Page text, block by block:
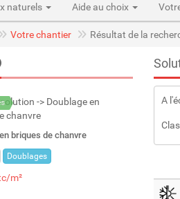
naturels Aide au choix
Votre chantier Résultat de la
briques de chanvre
Doublages
m²
A